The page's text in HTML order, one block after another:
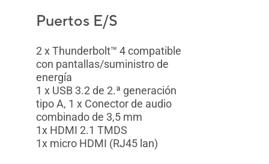
Puertos E/S
2 x Thunderbolt™ 4 compatible
con pantallas/suministro de
energía
1 x USB 3.2 de 2.ª generación
tipo A, 1 x Conector de audio
combinado de 3,5 mm
1x HDMI 2.1 TMDS
1x micro HDMI (RJ45 lan)